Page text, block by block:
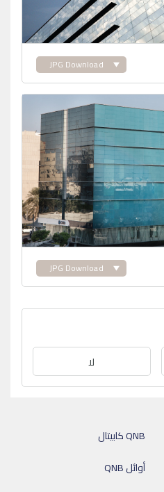
JPG Download
JPG Download
لا
QNB كابيتال
أوائل QNB